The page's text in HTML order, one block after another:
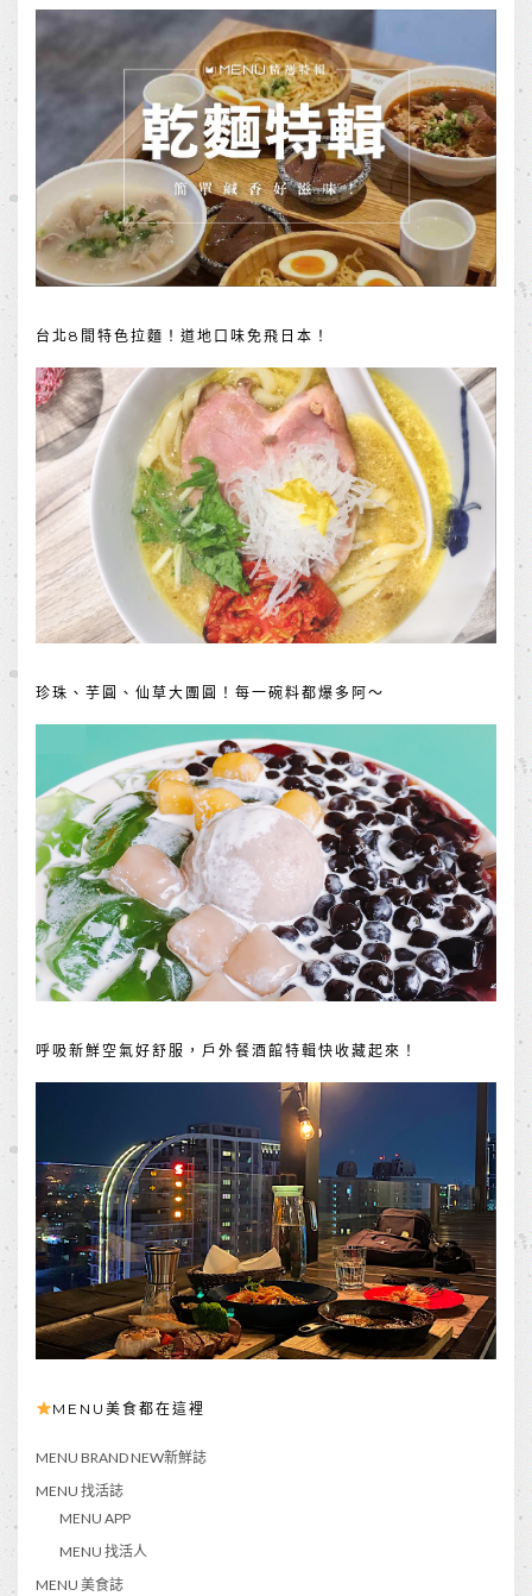
台北8間特色拉麵！道地口味免飛日本！
珍珠、芋圓、仙草大團圓！每一碗料都爆多阿～
呼吸新鮮空氣好舒服，戶外餐酒館特輯快收藏起來！
MENU美食都在這裡
MENU BRAND NEW新鮮誌
MENU 找活誌
MENU APP
MENU 找活人
MENU 美食誌